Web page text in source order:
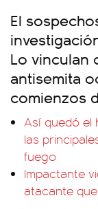
El
Lo vinculan
antisemita
comienzos
Así quedó el
las
fuego
Impactante
atacante